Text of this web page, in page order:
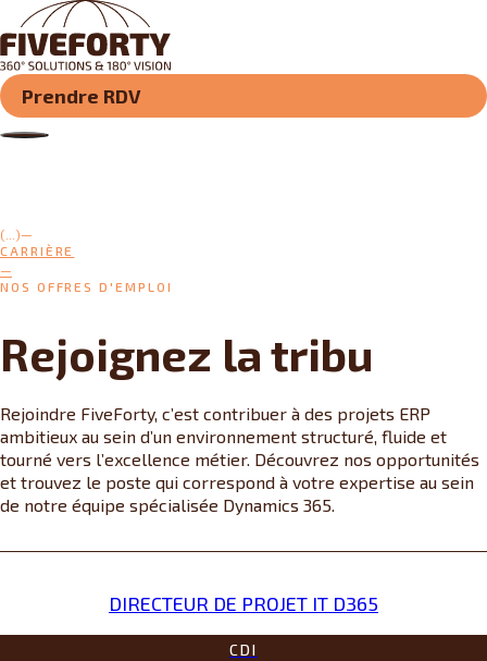
Prendre RDV
(...)
CARRIÈRE
NOS OFFRES D'EMPLOI
Rejoignez la tribu
Rejoindre FiveForty, c’est contribuer à des projets ERP
ambitieux au sein d’un environnement structuré, fluide et
tourné vers l’excellence métier. Découvrez nos opportunités
et trouvez le poste qui correspond à votre expertise au sein
de notre équipe spécialisée Dynamics 365.
DIRECTEUR DE PROJET IT D365
CDI